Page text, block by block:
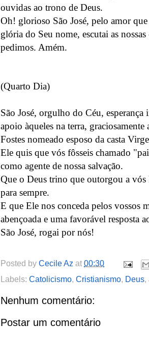
ouvidas ao trono de Deus.
Oh! glorioso São José, pelo amor
glória do Seu nome, escutai as
pedimos. Amém.
(Quarto Dia)
São José, orgulho do Céu, esperança
apoio àqueles na terra,
Fostes nomeado esposo da casta
Ele quis que vós fôsseis chamado
como agente de nossa salvação.
Que o Deus trino que outorgou a vós
para sempre.
E que Ele nos conceda pelos vossos
abençoada e uma favorável resposta
São José, rogai por nós!
Posted by Cecile Az at 00:30
Labels: Catolicismo, Cristianismo, Deus,
Nenhum comentário:
Postar um comentário